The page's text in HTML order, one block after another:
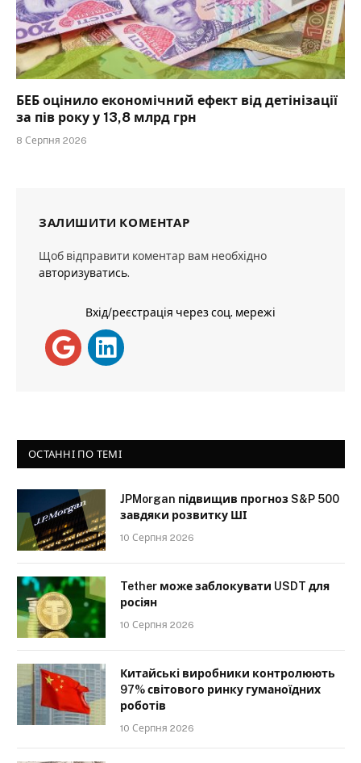
БЕБ оцінило економічний ефект від детінізації
за пів року у 13,8 млрд грн
8 Серпня 2026
ЗАЛИШИТИ КОМЕНТАР
Щоб відправити коментар вам необхідно
авторизуватись.
Вхід/реєстрація через соц. мережі
ОСТАННІ ПО ТЕМІ
JPMorgan підвищив прогноз S&P 500
завдяки розвитку ШІ
10 Серпня 2026
Tether може заблокувати USDT для
росіян
10 Серпня 2026
Китайські виробники контролюють
97% світового ринку гуманоїдних
роботів
10 Серпня 2026